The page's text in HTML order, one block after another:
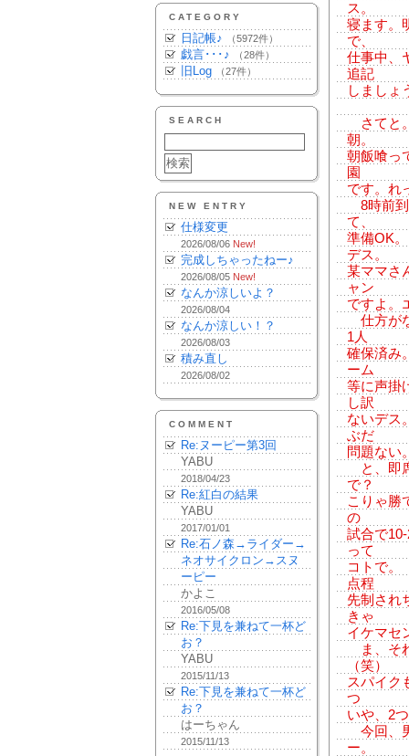
CATEGORY
日記帳♪ （5972件）
戯言･･･♪ （28件）
旧Log （27件）
SEARCH
NEW ENTRY
仕様変更
2026/08/06 New!
完成しちゃったねー♪
2026/08/05 New!
なんか涼しいよ？
2026/08/04
なんか涼しい！？
2026/08/03
積み直し
2026/08/02
COMMENT
Re:ヌーピー第3回
YABU
2018/04/23
Re:紅白の結果
YABU
2017/01/01
Re:石ノ森→ライダー→
ネオサイクロン→スヌ
ーピー
かよこ
2016/05/08
Re:下見を兼ねて一杯ど
お？
YABU
2015/11/13
Re:下見を兼ねて一杯ど
お？
はーちゃん
2015/11/13
ス。
寝ます。
で、
仕事中、
追記
しましょ
さてと
朝。
朝飯喰っ
園
です。れ
8時前到
て、
準備OK
デス。
某ママさ
ャン
ですよ。
仕方が
1人
確保済み
ーム
等に声掛
し訳
ないデス
ぶだ
問題ない
と、即
で？
こりゃ勝
の
試合で
って
コトで。
点程
先制され
きゃ
イケマセ
ま、そ
（笑）
スパイク
つ
いや、2
今回、
ー。